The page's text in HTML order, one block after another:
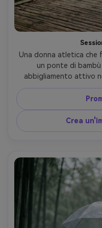
Una donna atletica che
un ponte di
abbigliamento attivo
pulito, espressione
mattutina, luce
obiettivo da 35 mm,
naturali, Crea